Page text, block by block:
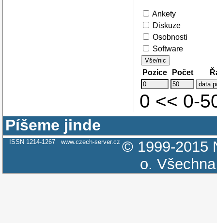
Ankety
Diskuze
Osobnosti
Software
Vše/nic
Pozice Počet
0 << 0-
Píšeme jinde
ISSN 1214-1267 www.czech-server.cz © 1999-2015
o.